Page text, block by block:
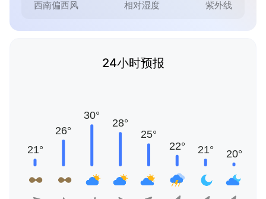
西南偏西风 相对湿度 紫外线
24小时预报